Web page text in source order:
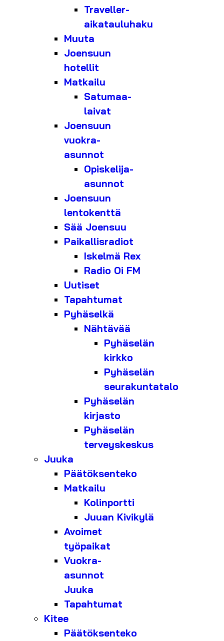
Traveller-
aikatauluhaku
Muuta
Joensuun
hotellit
Matkailu
Satumaa-
laivat
Joensuun
vuokra-
asunnot
Opiskelija-
asunnot
Joensuun
lentokenttä
Sää Joensuu
Paikallisradiot
Iskelmä Rex
Radio Oi FM
Uutiset
Tapahtumat
Pyhäselkä
Nähtävää
Pyhäselän
kirkko
Pyhäselän
seurakuntatalo
Pyhäselän
kirjasto
Pyhäselän
terveyskeskus
Juuka
Päätöksenteko
Matkailu
Kolinportti
Juuan Kivikylä
Avoimet
työpaikat
Vuokra-
asunnot
Juuka
Tapahtumat
Kitee
Päätöksenteko